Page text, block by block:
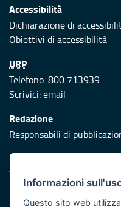
Accessibilità
Dichiarazione di
Obiettivi di accessibilità
URP
Telefono: 800 713939
Scrivici:email
Redazione
Responsabili di
Protezione civile
Vai al sito di Protezione
Iniziativa finanziata con
Informazioni
Questo sito web